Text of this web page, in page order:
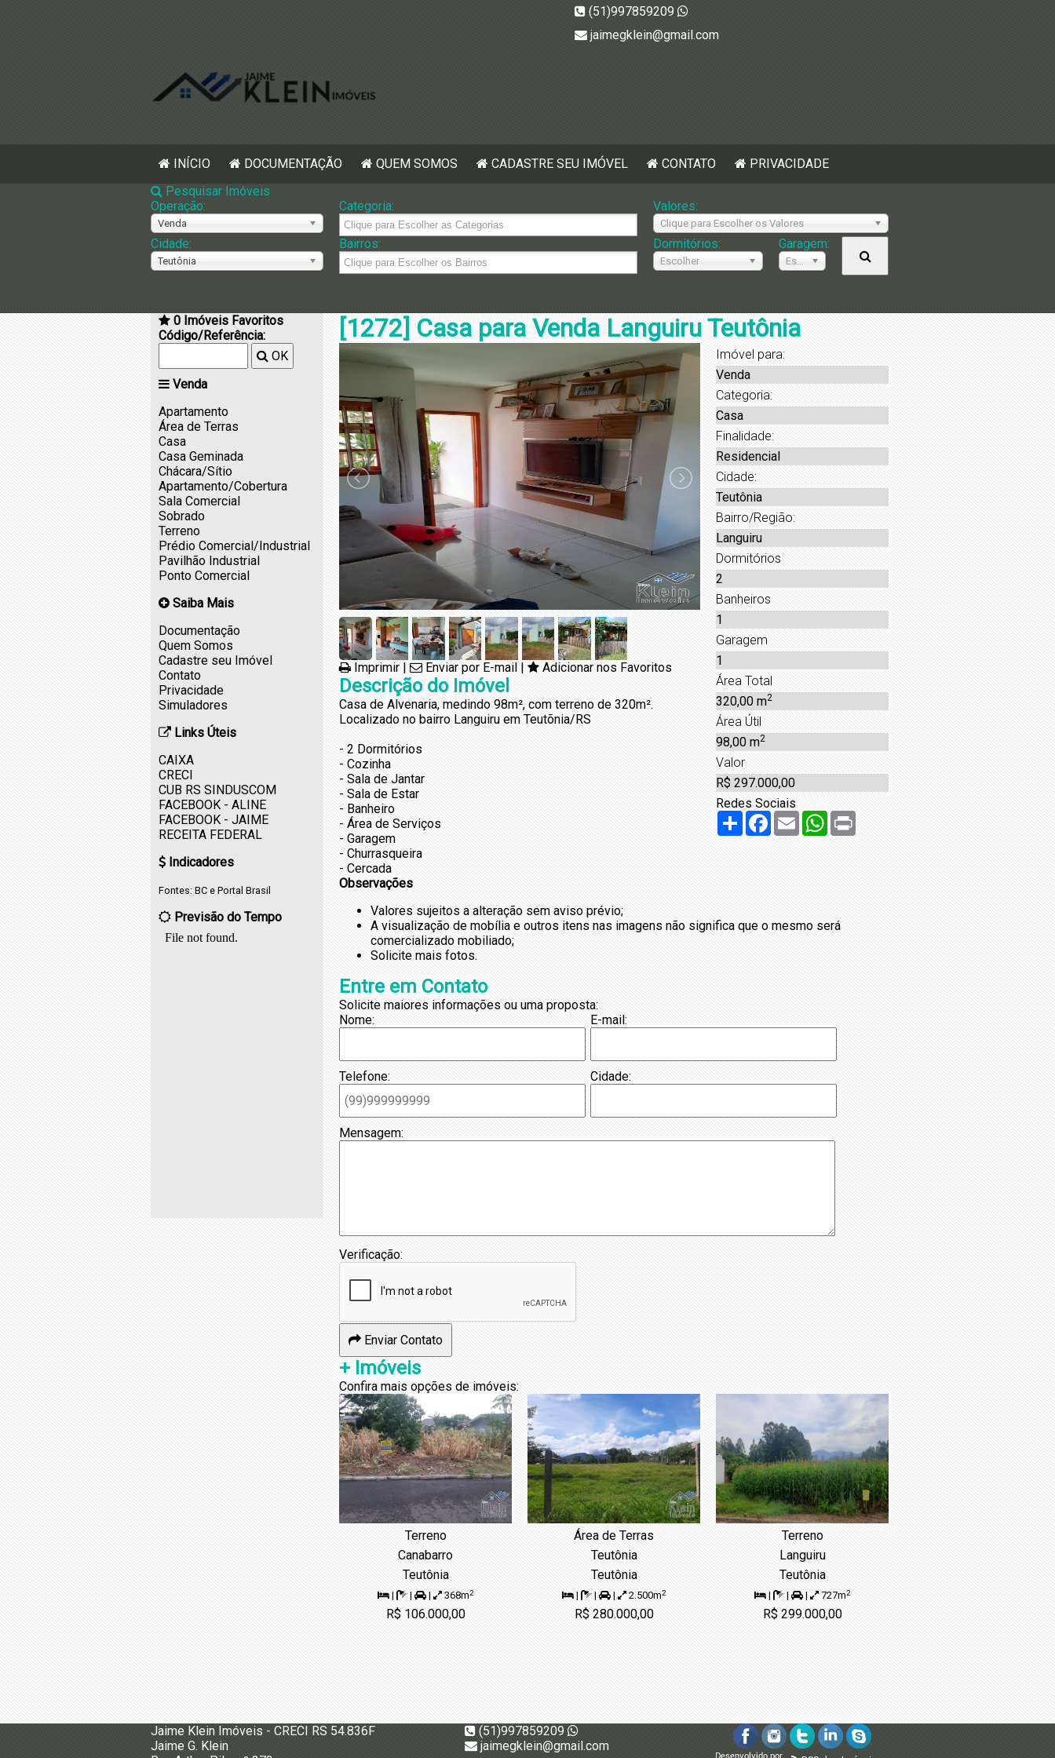
(51)997859209
jaimegklein@gmail.com
INÍCIO DOCUMENTAÇÃO QUEM SOMOS CADASTRE SEU IMÓVEL CONTATO
PRIVACIDADE
Pesquisar Imóveis
Operação:
Venda
Categoria: Valores:
Clique para Escolher os Valores
Cidade:
Teutônia
Bairros: Dormitórios:
Escolher
Garagem:
Escolher
0 Imóveis Favoritos
Código/Referência:
OK
Venda
Apartamento
Área de Terras
Casa
Casa Geminada
Chácara/Sítio
Apartamento/Cobertura
Sala Comercial
Sobrado
Terreno
Prédio Comercial/Industrial
Pavilhão Industrial
Ponto Comercial
Saiba Mais
Documentação
Quem Somos
Cadastre seu Imóvel
Contato
Privacidade
Simuladores
Links Úteis
CAIXA
CRECI
CUB RS SINDUSCOM
FACEBOOK - ALINE
FACEBOOK - JAIME
RECEITA FEDERAL
Indicadores
Fontes: BC e Portal Brasil
Previsão do Tempo
[1272] Casa para Venda Languiru Teutônia
Imprimir Enviar por E-mail Adicionar nos Favoritos
Descrição do Imóvel
Casa de Alvenaria, medindo 98m², com terreno de 320m².
Localizado no bairro Languiru em Teutõnia/RS
- 2 Dormitórios
- Cozinha
- Sala de Jantar
- Sala de Estar
- Banheiro
- Área de Serviços
- Garagem
- Churrasqueira
- Cercada
Imóvel para:
Venda
Categoria:
Casa
Finalidade:
Residencial
Cidade:
Teutônia
Bairro/Região:
Languiru
Dormitórios
2
Banheiros
1
Garagem
1
Área Total
320,00 m2
Área Útil
98,00 m2
Valor
R$ 297.000,00
Redes Sociais
Share Facebook
Email WhatsApp
Observações
Valores sujeitos a alteração sem aviso prévio;
A visualização de mobília e outros itens nas imagens não significa que o mesmo será
comercializado mobiliado;
Solicite mais fotos.
Entre em Contato
Solicite maiores informações ou uma proposta:
Nome:
Telefone:
E-mail:
Cidade:
Mensagem:
Verificação:
Enviar Contato
+ Imóveis
Confira mais opções de imóveis:
Terreno
Canabarro
Teutônia
| | | 368m2
R$ 106.000,00
Área de Terras
Teutônia
Teutônia
| | | 2.500m2
R$ 280.000,00
Terreno
Languiru
Teutônia
| | | 727m2
R$ 299.000,00
Jaime Klein Imóveis - CRECI RS 54.836F
Jaime G. Klein
(51)997859209
jaimegklein@gmail.com